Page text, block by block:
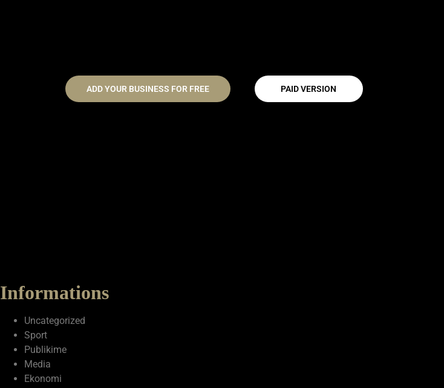
ADD YOUR BUSINESS FOR FREE PAID VERSION
Informations
Uncategorized
Sport
Publikime
Media
Ekonomi